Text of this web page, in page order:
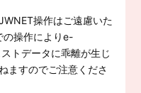
タチに。
請会社の裁量で独自のポイン
ログラムを簡便に構築でき
ービスです。
サービスサイトを見る
操作はご遠慮いた
の操作によりe-
トデータに乖離が生じ
ますのでご注意くださ